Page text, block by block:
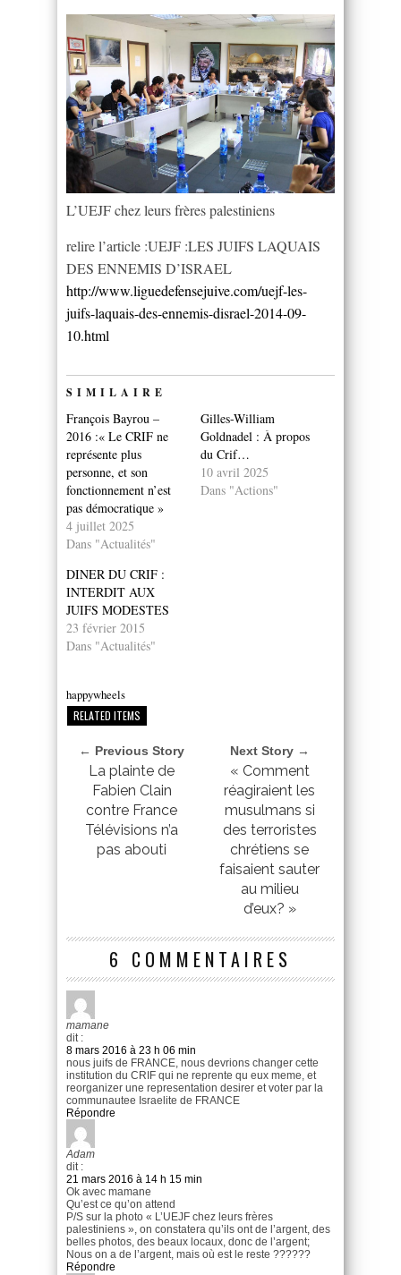
L’UEJF chez leurs frères palestiniens
relire l’article :UEJF :LES JUIFS LAQUAIS
DES ENNEMIS D’ISRAEL
http://www.liguedefensejuive.com/uejf-les-
juifs-laquais-des-ennemis-disrael-2014-09-
10.html
SIMILAIRE
François Bayrou –
2016 :« Le CRIF ne
représente plus
personne, et son
fonctionnement n’est
pas démocratique »
4 juillet 2025
Dans "Actualités"
Gilles-William
Goldnadel : À propos
du Crif…
10 avril 2025
Dans "Actions"
DINER DU CRIF :
INTERDIT AUX
JUIFS MODESTES
23 février 2015
Dans "Actualités"
happywheels
RELATED ITEMS
← Previous Story
La plainte de
Fabien Clain
contre France
Télévisions n’a
pas abouti
Next Story →
« Comment
réagiraient les
musulmans si
des terroristes
chrétiens se
faisaient sauter
au milieu
d’eux? »
6 COMMENTAIRES
mamane
dit :
8 mars 2016 à 23 h 06 min
nous juifs de FRANCE, nous devrions changer cette
institution du CRIF qui ne reprente qu eux meme, et
reorganizer une representation desirer et voter par la
communautee Israelite de FRANCE
Répondre
Adam
dit :
21 mars 2016 à 14 h 15 min
Ok avec mamane
Qu’est ce qu’on attend
P/S sur la photo « L’UEJF chez leurs frères
palestiniens », on constatera qu’ils ont de l’argent, des
belles photos, des beaux locaux, donc de l’argent;
Nous on a de l’argent, mais où est le reste ??????
Répondre